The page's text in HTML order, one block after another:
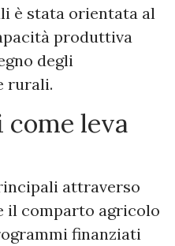
è stata orientata al
produttiva
degli
rurali.
leva
attraverso
il comparto agricolo
finanziati